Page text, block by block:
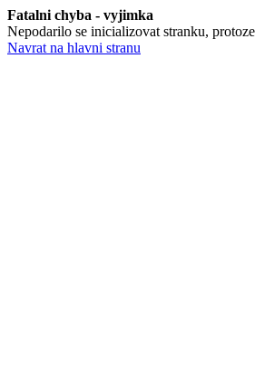
Fatalni chyba - vyjimka
Nepodarilo se inicializovat stranku,
Navrat na hlavni stranu